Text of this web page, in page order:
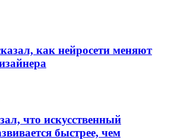
как нейросети меняют
что искусственный
быстрее, чем